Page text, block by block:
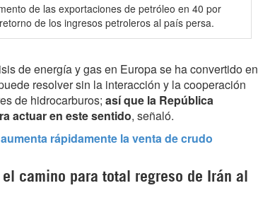
de las exportaciones de petróleo en 40 por
de los ingresos petroleros al país persa.
de energía y gas en Europa se ha convertido en
resolver sin la interacción y la cooperación
de hidrocarburos; así que la República
actuar en este sentido, señaló.
rápidamente la venta de crudo
camino para total regreso de Irán al